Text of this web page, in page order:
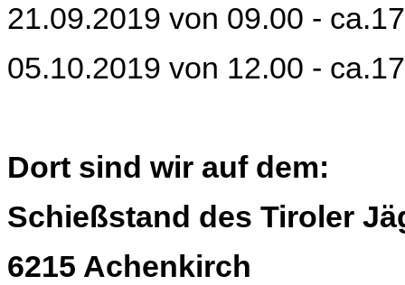
21.09.2019 von 09.00 -
05.10.2019 von 12.00 -
Dort sind wir auf dem:
Schießstand des Tiroler
6215 Achenkirch